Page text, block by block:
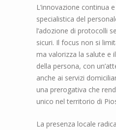
L’innovazione continua
specialistica del
l’adozione di protocolli
sicuri. Il focus non si
ma valorizza la salute e
della persona, con
anche ai servizi
una prerogativa che
unico nel territorio di
La presenza locale